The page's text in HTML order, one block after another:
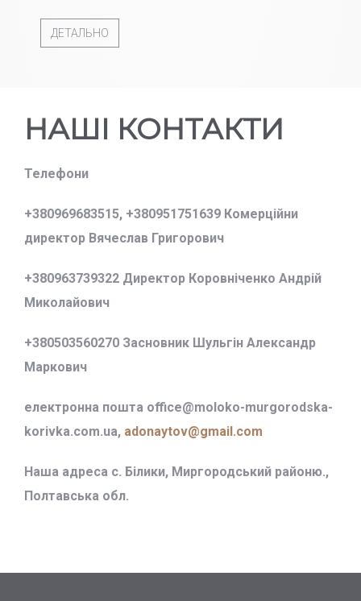
ДЕТАЛЬНО
НАШІ КОНТАКТИ
Телефони
+380969683515, +380951751639 Комерційни
директор Вячеслав Григорович
+380963739322 Директор Коровніченко Андрій
Миколайович
+380503560270 Засновник Шульгін Александр
Маркович
електронна пошта office@moloko-murgorodska-
korivka.com.ua, adonaytov@gmail.com
Наша адреса с. Білики, Миргородський районю.,
Полтавська обл.